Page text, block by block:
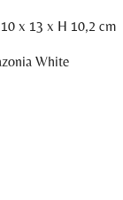
x 13 x H 10,2 cm
White